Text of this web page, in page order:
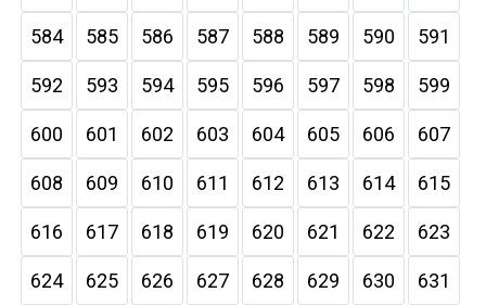
584 585 586 587 588 589 590 591
592 593 594 595 596 597 598 599
600 601 602 603 604 605 606 607
608 609 610 611 612 613 614 615
616 617 618 619 620 621 622 623
624 625 626 627 628 629 630 631